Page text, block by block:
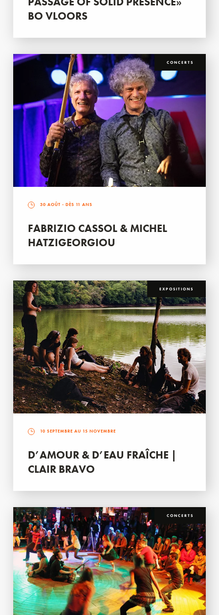
BO VLOORS
CONCERTS
30 AOÛT - DÈS 11 ANS
FABRIZIO CASSOL & MICHEL
HATZIGEORGIOU
EXPOSITIONS
10 SEPTEMBRE AU 15 NOVEMBRE
D’AMOUR & D’EAU FRAÎCHE |
CLAIR BRAVO
CONCERTS